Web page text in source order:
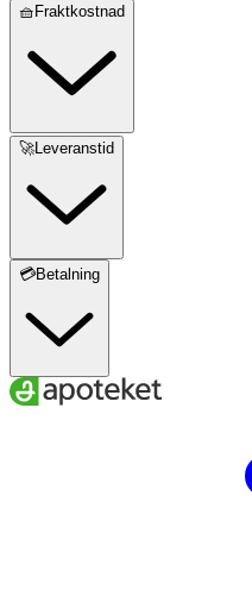
🧺Fraktkostnad
🚀Leveranstid
💳Betalning